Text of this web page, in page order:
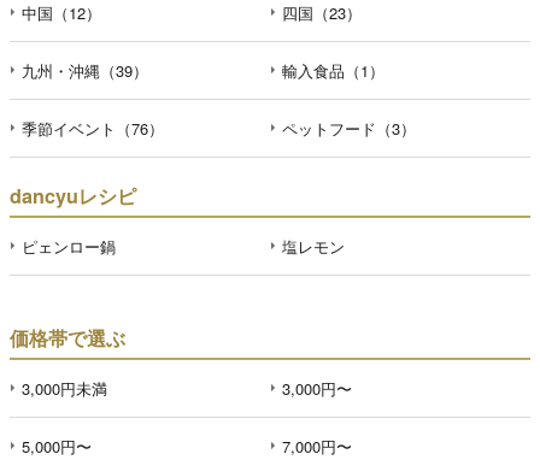
中国（12） 四国（23）
九州・沖縄（39） 輸入食品（1）
季節イベント（76） ペットフード（3）
dancyuレシピ
ピェンロー鍋 塩レモン
価格帯で選ぶ
3,000円未満 3,000円〜
5,000円〜 7,000円〜